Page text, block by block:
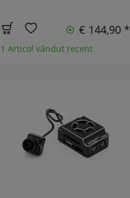
€ 144,90 *
1 Articol vândut recent